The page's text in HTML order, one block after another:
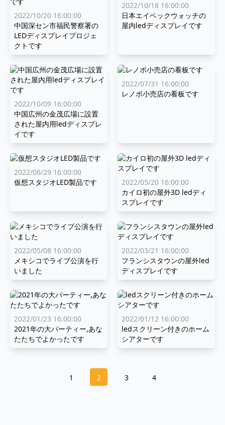
2022/10/20 16:00:00
中国深セン市福民警察署の
LEDディスプレイプロジェ
クトです
2022/10/18 16:00:00
日本エイベックウォッチの
屋内ledディスプレイです
2022/10/09 16:00:00
中国広州の金茂広場に設置
された屋内用ledディスプレ
イです
2022/07/31 16:00:00
レノボ小売店の看板です
2022/06/29 16:00:00
仮想スタジオLED製品です
2022/05/20 16:00:00
カイロ初の屋外3D ledディ
スプレイです
2022/05/08 16:00:00
メキシコでライブ公演を行
いました
2022/03/21 16:00:00
フランシスタウンの屋外led
ディスプレイです
2022/01/23 16:00:00
2021年の大パーティー,あな
たたちでよかったです
2022/01/12 16:00:00
ledスクリーン付きのホーム
シアターです
1 2 3 4